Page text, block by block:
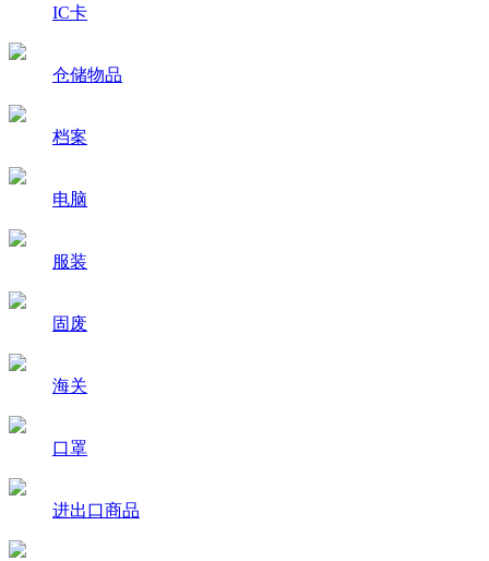
IC卡
仓储物品
档案
电脑
服装
固废
海关
口罩
进出口商品